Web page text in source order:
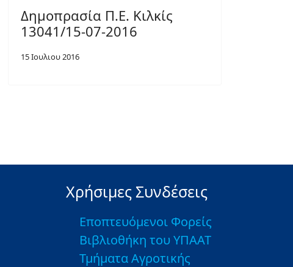
Δημοπρασία Π.Ε. Κιλκίς
13041/15-07-2016
15 Ιουλιου 2016
Χρήσιμες Συνδέσεις
Εποπτευόμενοι Φορείς
Βιβλιοθήκη του ΥΠΑΑΤ
Τμήματα Αγροτικής